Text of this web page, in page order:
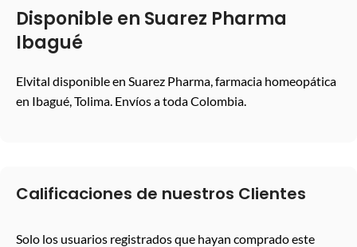
Disponible en Suarez Pharma
Ibagué
Elvital disponible en Suarez Pharma, farmacia homeopática
en Ibagué, Tolima. Envíos a toda Colombia.
Calificaciones de nuestros Clientes
Solo los usuarios registrados que hayan comprado este